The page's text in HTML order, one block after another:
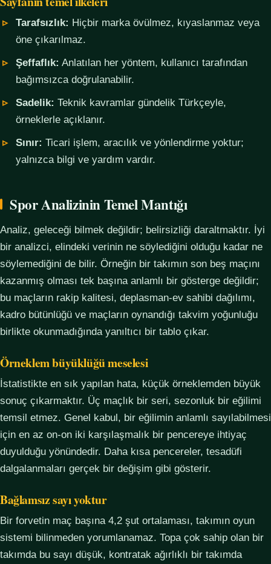
Tarafsızlık: Hiçbir marka övülmez, kıyaslanmaz veya
öne çıkarılmaz.
Şeffaflık: Anlatılan her yöntem, kullanıcı tarafından
bağımsızca doğrulanabilir.
Sadelik: Teknik kavramlar gündelik Türkçeyle,
örneklerle açıklanır.
Sınır: Ticari işlem, aracılık ve yönlendirme yoktur;
yalnızca bilgi ve yardım vardır.
Spor Analizinin Temel Mantığı
Analiz, geleceği bilmek değildir; belirsizliği daraltmaktır. İyi
bir analizci, elindeki verinin ne söylediğini olduğu kadar ne
söylemediğini de bilir. Örneğin bir takımın son beş maçını
kazanmış olması tek başına anlamlı bir gösterge değildir;
bu maçların rakip kalitesi, deplasman-ev sahibi dağılımı,
kadro bütünlüğü ve maçların oynandığı takvim yoğunluğu
birlikte okunmadığında yanıltıcı bir tablo çıkar.
Örneklem büyüklüğü meselesi
İstatistikte en sık yapılan hata, küçük örneklemden büyük
sonuç çıkarmaktır. Üç maçlık bir seri, sezonluk bir eğilimi
temsil etmez. Genel kabul, bir eğilimin anlamlı sayılabilmesi
için en az on-on iki karşılaşmalık bir pencereye ihtiyaç
duyulduğu yönündedir. Daha kısa pencereler, tesadüfi
dalgalanmaları gerçek bir değişim gibi gösterir.
Bağlamsız sayı yoktur
Bir forvetin maç başına 4,2 şut ortalaması, takımın oyun
sistemi bilinmeden yorumlanamaz. Topa çok sahip olan bir
takımda bu sayı düşük, kontratak ağırlıklı bir takımda